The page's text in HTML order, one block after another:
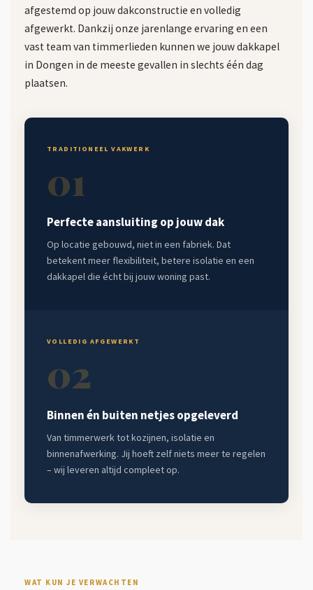
afgestemd op jouw dakconstructie en volledig
afgewerkt. Dankzij onze jarenlange ervaring en een
vast team van timmerlieden kunnen we jouw dakkapel
in Dongen in de meeste gevallen in slechts één dag
plaatsen.
TRADITIONEEL VAKWERK
01
Perfecte aansluiting op jouw dak
Op locatie gebouwd, niet in een fabriek. Dat
betekent meer flexibiliteit, betere isolatie en een
dakkapel die écht bij jouw woning past.
VOLLEDIG AFGEWERKT
02
Binnen én buiten netjes opgeleverd
Van timmerwerk tot kozijnen, isolatie en
binnenafwerking. Jij hoeft zelf niets meer te regelen
– wij leveren altijd compleet op.
WAT KUN JE VERWACHTEN